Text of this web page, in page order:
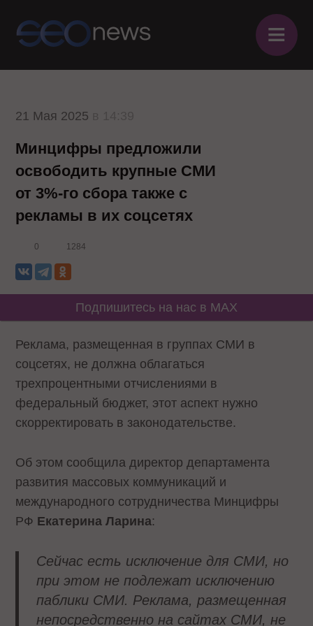
≡
21 Мая 2025
Минцифры предложили
освободить крупные СМИ
от 3%-го сбора также с
рекламы в их соцсетях
0 1284
Подпишитесь на нас в MAX
Реклама, размещенная в группах СМИ в
соцсетях, не должна облагаться
трехпроцентными отчислениями в
федеральный бюджет, этот аспект нужно
скорректировать в законодательстве.
Об этом сообщила директор департамента
развития массовых коммуникаций и
международного сотрудничества Минцифры
РФ Екатерина Ларина:
Сейчас есть исключение для СМИ, но
при этом не подлежат исключению
паблики СМИ. Реклама, размещенная
непосредственно на сайтах СМИ, не